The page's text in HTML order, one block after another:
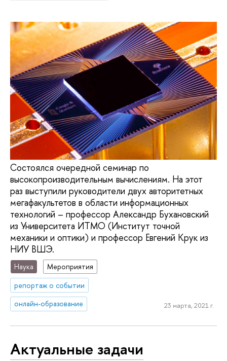
Состоялся очередной семинар по
высокопроизводительным вычислениям. На этот
раз выступили руководители двух авторитетных
мегафакультетов в области информационных
технологий – профессор Александр Бухановский
из Университета ИТМО (Институт точной
механики и оптики) и профессор Евгений Крук из
НИУ ВШЭ.
Наука
Мероприятия
репортаж о событии
онлайн-образование
23 марта, 2021 г.
Актуальные задачи